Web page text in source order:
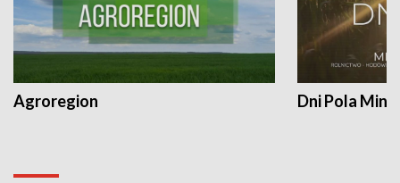
Agroregion Dni Pola